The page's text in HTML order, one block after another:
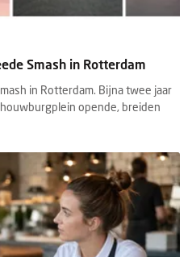
Smash in Rotterdam
in Rotterdam. Bijna twee jaar
opende, breiden